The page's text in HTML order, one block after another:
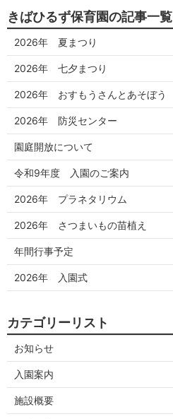
きばひるず保育園の記事一覧
2026年 夏まつり
2026年 七夕まつり
2026年 おすもうさんとあそぼう
2026年 防災センター
園庭開放について
令和9年度 入園のご案内
2026年 プラネタリウム
2026年 さつまいもの苗植え
年間行事予定
2026年 入園式
カテゴリーリスト
お知らせ
入園案内
施設概要